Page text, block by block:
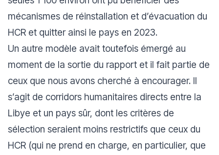
mécanismes de réinstallation et d’évacuation du
HCR et quitter ainsi le pays en 2023.
Un autre modèle avait toutefois émergé au
moment de la sortie du rapport et il fait partie de
ceux que nous avons cherché à encourager. Il
s’agit de corridors humanitaires directs entre la
Libye et un pays sûr, dont les critères de
sélection seraient moins restrictifs que ceux du
HCR (qui ne prend en charge, en particulier, que